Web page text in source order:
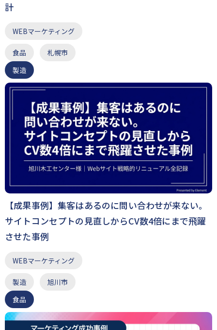
計
WEBマーケティング
食品
札幌市
製造
【成果事例】集客はあるのに問い合わせが来ない。
サイトコンセプトの見直しからCV数4倍にまで飛躍
させた事例
WEBマーケティング
製造
旭川市
食品